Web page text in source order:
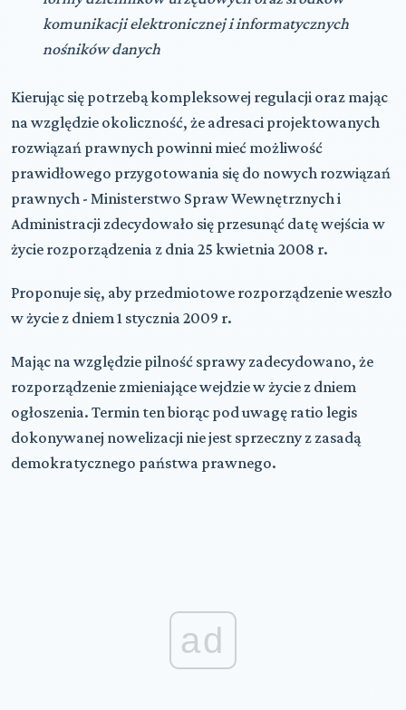
komunikacji elektronicznej i informatycznych
nośników danych
Kierując się potrzebą kompleksowej regulacji oraz mając
na względzie okoliczność, że adresaci projektowanych
rozwiązań prawnych powinni mieć możliwość
prawidłowego przygotowania się do nowych rozwiązań
prawnych - Ministerstwo Spraw Wewnętrznych i
Administracji zdecydowało się przesunąć datę wejścia w
życie rozporządzenia z dnia 25 kwietnia 2008 r.
Proponuje się, aby przedmiotowe rozporządzenie weszło
w życie z dniem 1 stycznia 2009 r.
Mając na względzie pilność sprawy zadecydowano, że
rozporządzenie zmieniające wejdzie w życie z dniem
ogłoszenia. Termin ten biorąc pod uwagę ratio legis
dokonywanej nowelizacji nie jest sprzeczny z zasadą
demokratycznego państwa prawnego.
ad